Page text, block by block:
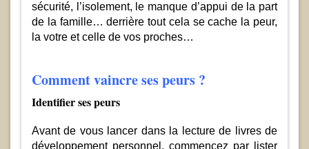
sécurité, l’isolement, le manque d’appui de la part
de la famille… derrière tout cela se cache la peur,
la votre et celle de vos proches…
Comment vaincre ses peurs ?
Identifier ses peurs
Avant de vous lancer dans la lecture de livres de
développement personnel, commencez par lister